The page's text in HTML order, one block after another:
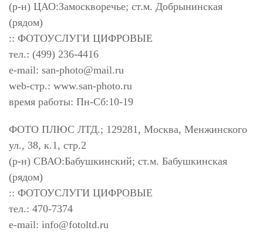
(р-н) ЦАО:Замоскворечье; ст.м. Добрынинская
(рядом)
:: ФОТОУСЛУГИ ЦИФРОВЫЕ
тел.: (499) 236-4416
e-mail: san-photo@mail.ru
web-стр.: www.san-photo.ru
время работы: Пн-Сб:10-19
ФОТО ПЛЮС ЛТД.; 129281, Москва, Менжинского
ул., 38, к.1, стр.2
(р-н) СВАО:Бабушкинский; ст.м. Бабушкинская
(рядом)
:: ФОТОУСЛУГИ ЦИФРОВЫЕ
тел.: 470-7374
e-mail: info@fotoltd.ru